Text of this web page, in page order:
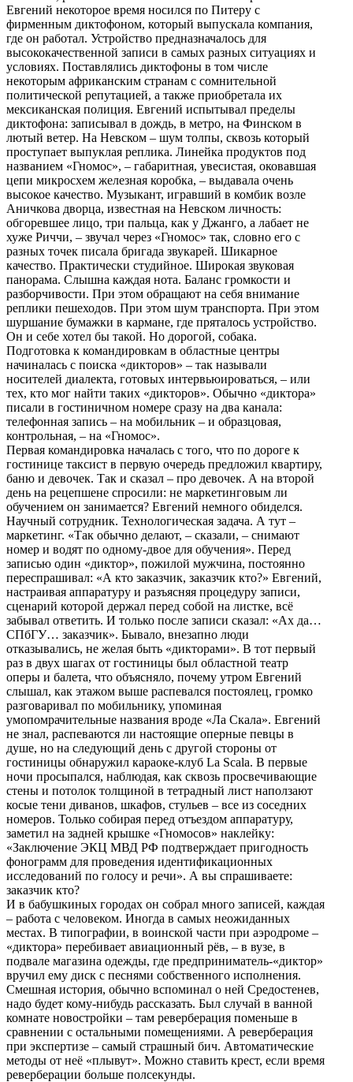
Евгений некоторое время носился по Питеру с
фирменным диктофоном, который выпускала компания,
где он работал. Устройство предназначалось для
высококачественной записи в самых разных ситуациях и
условиях. Поставлялись диктофоны в том числе
некоторым африканским странам с сомнительной
политической репутацией, а также приобретала их
мексиканская полиция. Евгений испытывал пределы
диктофона: записывал в дождь, в метро, на Финском в
лютый ветер. На Невском – шум толпы, сквозь который
проступает выпуклая реплика. Линейка продуктов под
названием «Гномос», – габаритная, увесистая, оковавшая
цепи микросхем железная коробка, – выдавала очень
высокое качество. Музыкант, игравший в комбик возле
Аничкова дворца, известная на Невском личность:
обгоревшее лицо, три пальца, как у Джанго, а лабает не
хуже Риччи, – звучал через «Гномос» так, словно его с
разных точек писала бригада звукарей. Шикарное
качество. Практически студийное. Широкая звуковая
панорама. Слышна каждая нота. Баланс громкости и
разборчивости. При этом обращают на себя внимание
реплики пешеходов. При этом шум транспорта. При этом
шуршание бумажки в кармане, где пряталось устройство.
Он и себе хотел бы такой. Но дорогой, собака.
Подготовка к командировкам в областные центры
начиналась с поиска «дикторов» – так называли
носителей диалекта, готовых интервьюироваться, – или
тех, кто мог найти таких «дикторов». Обычно «диктора»
писали в гостиничном номере сразу на два канала:
телефонная запись – на мобильник – и образцовая,
контрольная, – на «Гномос».
Первая командировка началась с того, что по дороге к
гостинице таксист в первую очередь предложил квартиру,
баню и девочек. Так и сказал – про девочек. А на второй
день на рецепшене спросили: не маркетинговым ли
обучением он занимается? Евгений немного обиделся.
Научный сотрудник. Технологическая задача. А тут –
маркетинг. «Так обычно делают, – сказали, – снимают
номер и водят по одному-двое для обучения». Перед
записью один «диктор», пожилой мужчина, постоянно
переспрашивал: «А кто заказчик, заказчик кто?» Евгений,
настраивая аппаратуру и разъясняя процедуру записи,
сценарий которой держал перед собой на листке, всё
забывал ответить. И только после записи сказал: «Ах да…
СПбГУ… заказчик». Бывало, внезапно люди
отказывались, не желая быть «дикторами». В тот первый
раз в двух шагах от гостиницы был областной театр
оперы и балета, что объясняло, почему утром Евгений
слышал, как этажом выше распевался постоялец, громко
разговаривал по мобильнику, упоминая
умопомрачительные названия вроде «Ла Скала». Евгений
не знал, распеваются ли настоящие оперные певцы в
душе, но на следующий день с другой стороны от
гостиницы обнаружил караоке-клуб La Scala. В первые
ночи просыпался, наблюдая, как сквозь просвечивающие
стены и потолок толщиной в тетрадный лист наползают
косые тени диванов, шкафов, стульев – все из соседних
номеров. Только собирая перед отъездом аппаратуру,
заметил на задней крышке «Гномосов» наклейку:
«Заключение ЭКЦ МВД РФ подтверждает пригодность
фонограмм для проведения идентификационных
исследований по голосу и речи». А вы спрашиваете:
заказчик кто?
И в бабушкиных городах он собрал много записей, каждая
– работа с человеком. Иногда в самых неожиданных
местах. В типографии, в воинской части при аэродроме –
«диктора» перебивает авиационный рёв, – в вузе, в
подвале магазина одежды, где предприниматель-«диктор»
вручил ему диск с песнями собственного исполнения.
Смешная история, обычно вспоминал о ней Средостенев,
надо будет кому-нибудь рассказать. Был случай в ванной
комнате новостройки – там реверберация поменьше в
сравнении с остальными помещениями. А реверберация
при экспертизе – самый страшный бич. Автоматические
методы от неё «плывут». Можно ставить крест, если время
реверберации больше полсекунды.